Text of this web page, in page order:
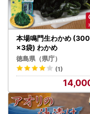
本場鳴門生わかめ
×3袋) わかめ
徳島県（県庁）
(1)